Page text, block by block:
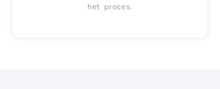
het proces.